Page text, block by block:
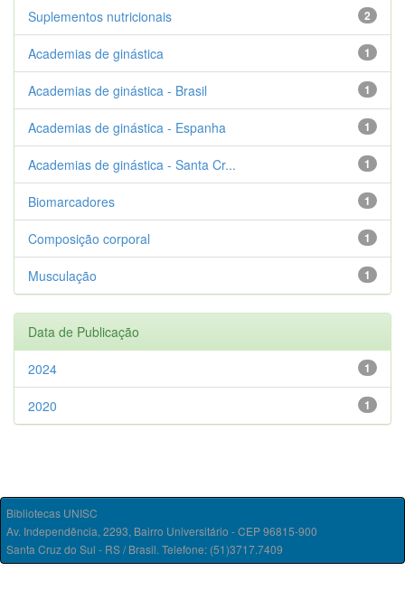
2
Suplementos nutricionais
1
Academias de ginástica
1
Academias de ginástica - Brasil
1
Academias de ginástica - Espanha
1
Academias de ginástica - Santa Cr...
1
Biomarcadores
1
Composição corporal
1
Musculação
Data de Publicação
1
2024
1
2020
Bibliotecas UNISC
Av. Independência, 2293, Bairro Universitário - CEP 96815-900
Santa Cruz do Sul - RS / Brasil. Telefone: (51)3717.7409